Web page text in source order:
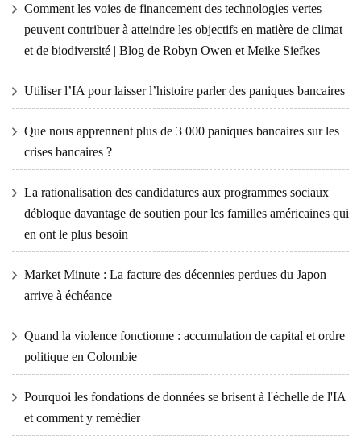
Comment les voies de financement des technologies vertes
peuvent contribuer à atteindre les objectifs en matière de climat
et de biodiversité | Blog de Robyn Owen et Meike Siefkes
Utiliser l’IA pour laisser l’histoire parler des paniques bancaires
Que nous apprennent plus de 3 000 paniques bancaires sur les
crises bancaires ?
La rationalisation des candidatures aux programmes sociaux
débloque davantage de soutien pour les familles américaines qui
en ont le plus besoin
Market Minute : La facture des décennies perdues du Japon
arrive à échéance
Quand la violence fonctionne : accumulation de capital et ordre
politique en Colombie
Pourquoi les fondations de données se brisent à l'échelle de l'IA
et comment y remédier